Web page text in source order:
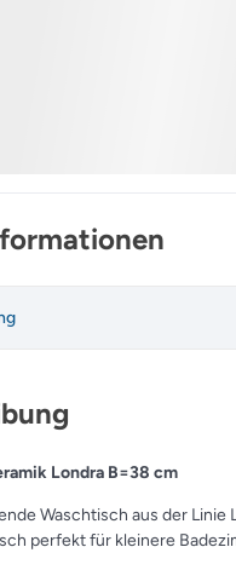
Londra B=38 cm
Waschtisch aus der
perfekt für kleinere